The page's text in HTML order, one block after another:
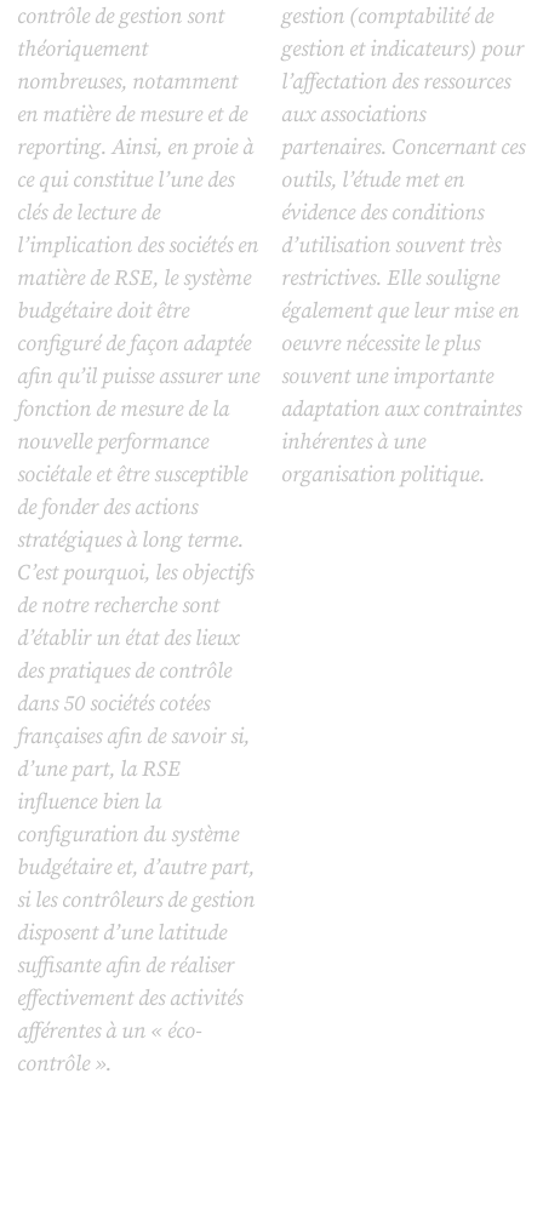
contrôle de gestion sont
théoriquement
nombreuses, notamment
en matière de mesure et de
reporting. Ainsi, en proie à
ce qui constitue l’une des
clés de lecture de
l’implication des sociétés en
matière de RSE, le système
budgétaire doit être
configuré de façon adaptée
afin qu’il puisse assurer une
fonction de mesure de la
nouvelle performance
sociétale et être susceptible
de fonder des actions
stratégiques à long terme.
C’est pourquoi, les objectifs
de notre recherche sont
d’établir un état des lieux
des pratiques de contrôle
dans 50 sociétés cotées
françaises afin de savoir si,
d’une part, la RSE
influence bien la
configuration du système
budgétaire et, d’autre part,
si les contrôleurs de gestion
disposent d’une latitude
suffisante afin de réaliser
effectivement des activités
afférentes à un « éco-
contrôle ».
gestion (comptabilité de
gestion et indicateurs) pour
l’affectation des ressources
aux associations
partenaires. Concernant ces
outils, l’étude met en
évidence des conditions
d’utilisation souvent très
restrictives. Elle souligne
également que leur mise en
oeuvre nécessite le plus
souvent une importante
adaptation aux contraintes
inhérentes à une
organisation politique.